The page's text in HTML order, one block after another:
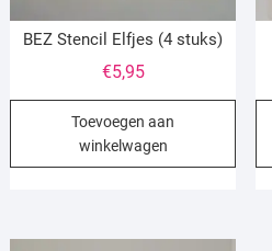
BEZ Stencil Elfjes (4 stuks)
€5,95
Toevoegen aan
winkelwagen